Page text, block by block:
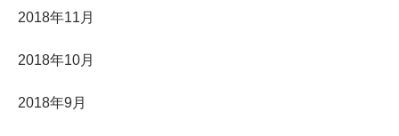
2018年11月
2018年10月
2018年9月